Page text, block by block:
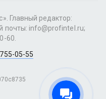
Главный редактор:
почты: info@profintel.ru;
60.
05-55